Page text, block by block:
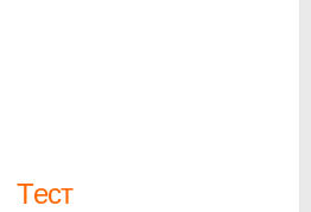
Тест